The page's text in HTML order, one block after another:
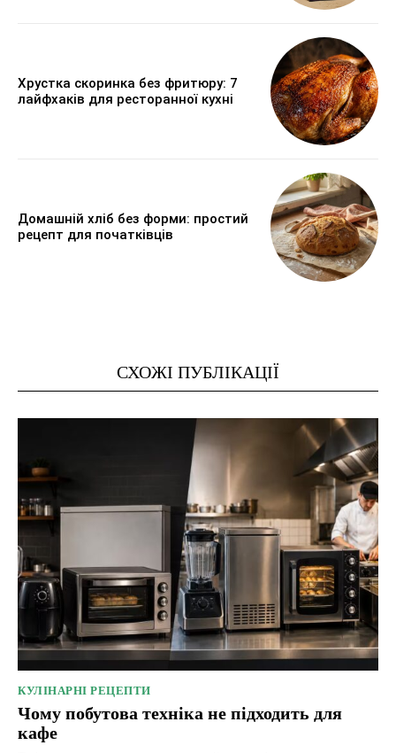
Хрустка скоринка без фритюру: 7
лайфхаків для ресторанної кухні
Домашній хліб без форми: простий
рецепт для початківців
СХОЖІ ПУБЛІКАЦІЇ
КУЛІНАРНІ РЕЦЕПТИ
Чому побутова техніка не підходить для
кафе